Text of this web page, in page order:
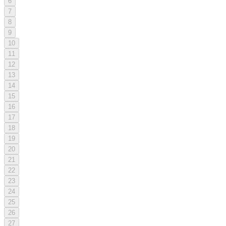
7
8
9
10
11
12
13
14
15
16
17
18
19
20
21
22
23
24
25
26
27